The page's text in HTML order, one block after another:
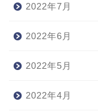
2022年7月
2022年6月
2022年5月
2022年4月